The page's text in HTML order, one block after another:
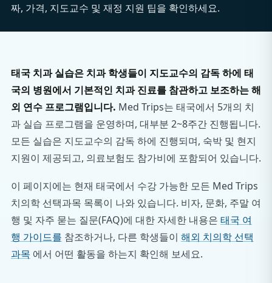
짜, 가격, 지도교수 및 재정 지원 팁을 확인하세요.
태국 치과 실습은 치과 학생들이 지도교수의 감독 하에 태
국의 병원에서 기본적인 치과 진료를 참관하고 보조하는 해
외 연수 프로그램입니다. Med Trips는 태국에서 5개의 치
과 실습 프로그램을 운영하며, 대부분 2~8주간 진행됩니다.
모든 실습은 지도교수의 감독 하에 진행되며, 숙박 및 현지
지원이 제공되고, 의료보험도 참가비에 포함되어 있습니다.
이 페이지에는 현재 태국에서 수강 가능한 모든 Med Trips
치의학 선택과목 목록이 나와 있습니다. 비자, 문화, 주말 여
행 및 자주 묻는 질문(FAQ)에 대한 자세한 내용은 태국 여
행 가이드를 참조하거나, 다른 학생들이 해외 치의학 선택
과목 에서 어떤 활동을 하는지 확인해 보세요.